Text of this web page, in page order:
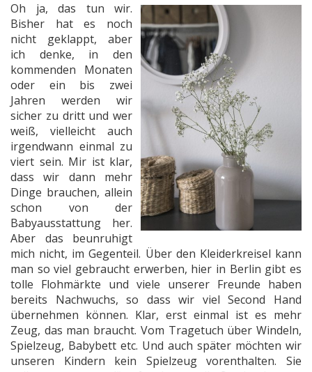
Oh ja, das tun wir.
Bisher hat es noch
nicht geklappt, aber
ich denke, in den
kommenden Monaten
oder ein bis zwei
Jahren werden wir
sicher zu dritt und wer
weiß, vielleicht auch
irgendwann einmal zu
viert sein. Mir ist klar,
dass wir dann mehr
Dinge brauchen, allein
schon von der
Babyausstattung her.
Aber das beunruhigt
mich nicht, im Gegenteil. Über den Kleiderkreisel kann
man so viel gebraucht erwerben, hier in Berlin gibt es
tolle Flohmärkte und viele unserer Freunde haben
bereits Nachwuchs, so dass wir viel Second Hand
übernehmen können. Klar, erst einmal ist es mehr
Zeug, das man braucht. Vom Tragetuch über Windeln,
Spielzeug, Babybett etc. Und auch später möchten wir
unseren Kindern kein Spielzeug vorenthalten. Sie